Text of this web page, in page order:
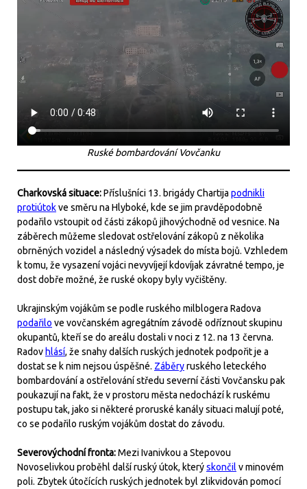
Ruské bombardování Vovčanku
Charkovská situace:Příslušníci 13. brigády Chartija podnikli
protiútokve směru na Hlyboké, kde se jim pravděpodobně
podařilo vstoupit od části zákopů jihovýchodně od vesnice. Na
záběrech můžeme sledovat ostřelování zákopů z několika
obrněných vozidel a následný výsadek do místa bojů. Vzhledem
k tomu, že vysazení vojáci nevyvíjejí kdovíjak závratné tempo, je
dost dobře možné, že ruské okopy byly vyčištěny.
Ukrajinským vojákům se podle ruského milblogera Radova
podařilo ve vovčanském agregátním závodě odříznout skupinu
okupantů, kteří se do areálu dostali v noci z 12. na 13 června.
Radov hlásí, že snahy dalších ruských jednotek podpořit je a
dostat se k nim nejsou úspěšné. Záběryruského leteckého
bombardování a ostřelování středu severní části Vovčansku pak
poukazují na fakt, že v prostoru města nedochází k ruskému
postupu tak, jako si některé proruské kanály situaci malují poté,
co se podařilo ruským vojákům dostat do závodu.
Severovýchodní fronta:Mezi Ivanivkou a Stepovou
Novoselivkou proběhl další ruský útok, kterýskončil v minovém
poli. Zbytek útočících ruských jednotek byl zlikvidován pomocí